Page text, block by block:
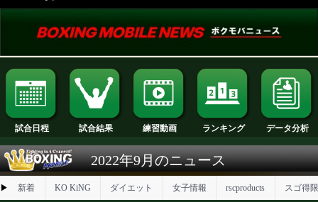
試合日程 試合結果 練習動画 ランキング